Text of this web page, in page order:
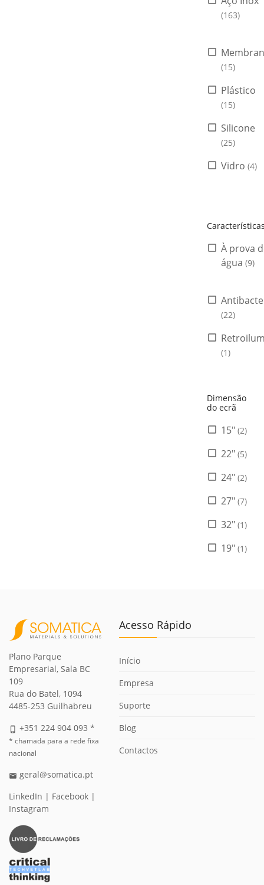
(163)
(15)
Plástico
(15)
Silicone
(25)
Vidro (4)
À prova
água (9)
(22)
(1)
Dimensão
do ecrã
15" (2)
22" (5)
24" (2)
27" (7)
32" (1)
19" (1)
Plano Parque
Empresarial, Sala BC
109
Rua do Batel, 1094
4485-253 Guilhabreu
phone_iphone +351 224 904 093 *
* chamada para a rede fixa
nacional
email geral@somatica.pt
LinkedIn | Facebook |
Instagram
Acesso Rápido
Início
Empresa
Suporte
Blog
Contactos